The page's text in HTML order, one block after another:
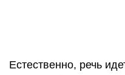
Естественно, речь